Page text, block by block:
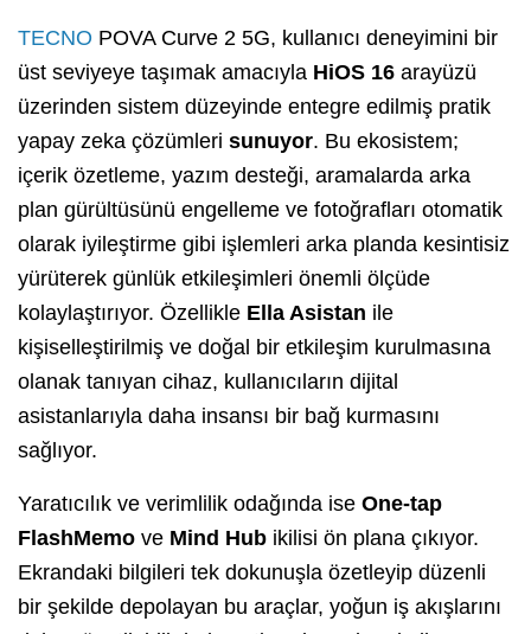
TECNO POVA Curve 2 5G, kullanıcı deneyimini bir
üst seviyeye taşımak amacıyla HiOS 16 arayüzü
üzerinden sistem düzeyinde entegre edilmiş pratik
yapay zeka çözümleri sunuyor. Bu ekosistem;
içerik özetleme, yazım desteği, aramalarda arka
plan gürültüsünü engelleme ve fotoğrafları otomatik
olarak iyileştirme gibi işlemleri arka planda kesintisiz
yürüterek günlük etkileşimleri önemli ölçüde
kolaylaştırıyor. Özellikle Ella Asistan ile
kişiselleştirilmiş ve doğal bir etkileşim kurulmasına
olanak tanıyan cihaz, kullanıcıların dijital
asistanlarıyla daha insansı bir bağ kurmasını
sağlıyor.
Yaratıcılık ve verimlilik odağında ise One-tap
FlashMemo ve Mind Hub ikilisi ön plana çıkıyor.
Ekrandaki bilgileri tek dokunuşla özetleyip düzenli
bir şekilde depolayan bu araçlar, yoğun iş akışlarını